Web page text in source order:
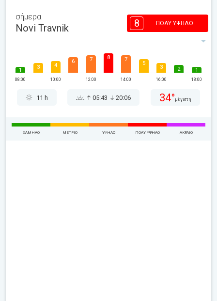
σήμερα
Novi Travnik 8 ΠΟΛΎ ΥΨΗΛΌ
1
08:00
3 4
10:00
6 7
12:00
8 7
14:00
5
3
16:00
2 1
18:00
11 h 05:43 20:06 34° μέγιστη
ΧΑΜΗΛΌ ΜΈΤΡΙΟ ΥΨΗΛΌ ΠΟΛΎ ΥΨΗΛΌ ΑΚΡΑΊΟ